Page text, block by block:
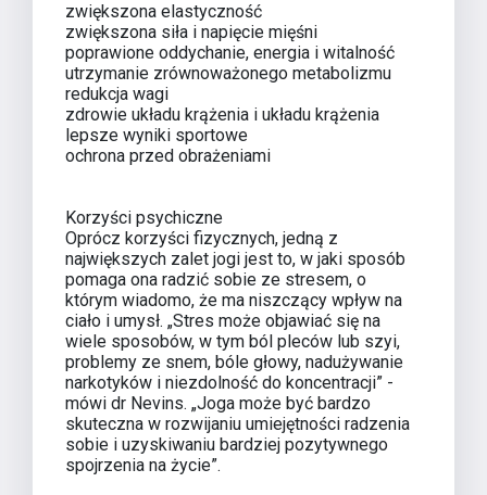
zwiększona elastyczność
zwiększona siła i napięcie mięśni
poprawione oddychanie, energia i witalność
utrzymanie zrównoważonego metabolizmu
redukcja wagi
zdrowie układu krążenia i układu krążenia
lepsze wyniki sportowe
ochrona przed obrażeniami
Korzyści psychiczne
Oprócz korzyści fizycznych, jedną z
największych zalet jogi jest to, w jaki sposób
pomaga ona radzić sobie ze stresem, o
którym wiadomo, że ma niszczący wpływ na
ciało i umysł. „Stres może objawiać się na
wiele sposobów, w tym ból pleców lub szyi,
problemy ze snem, bóle głowy, nadużywanie
narkotyków i niezdolność do koncentracji” -
mówi dr Nevins. „Joga może być bardzo
skuteczna w rozwijaniu umiejętności radzenia
sobie i uzyskiwaniu bardziej pozytywnego
spojrzenia na życie”.